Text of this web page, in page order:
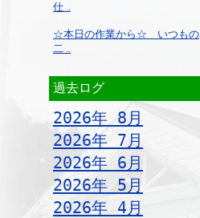
仕 ..
☆本日の作業から☆ いつもの
二 ..
過去ログ
2026年 8月
2026年 7月
2026年 6月
2026年 5月
2026年 4月